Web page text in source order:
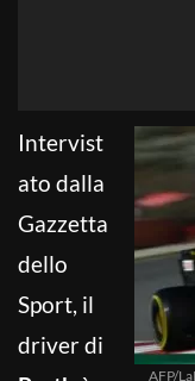
AFP/
Intervist
ato dalla
Gazzetta
dello
Sport, il
driver di